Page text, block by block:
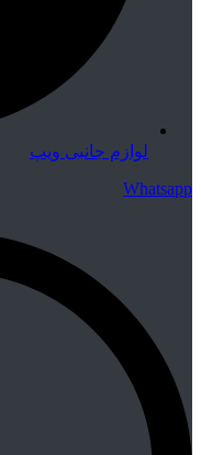
لوازم جانبی ویپ
Whatsapp